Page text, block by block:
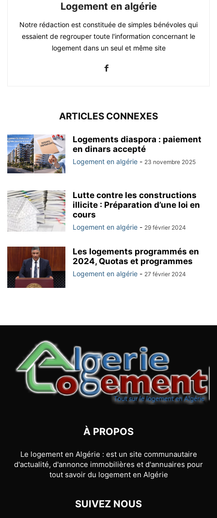
Logement en algérie
Notre rédaction est constituée de simples bénévoles qui
essaient de regrouper toute l'information concernant le
logement dans un seul et même site
ARTICLES CONNEXES
Logements diaspora : paiement
en dinars accepté
Logement en algérie - 23 novembre 2025
Lutte contre les constructions
illicite : Préparation d’une loi en
cours
Logement en algérie - 29 février 2024
Les logements programmés en
2024, Quotas et programmes
Logement en algérie - 27 février 2024
À PROPOS
Le logement en Algérie : est un site communautaire
d'actualité, d'annonce immobilières et d'annuaires pour
tout savoir du logement en Algérie
SUIVEZ NOUS